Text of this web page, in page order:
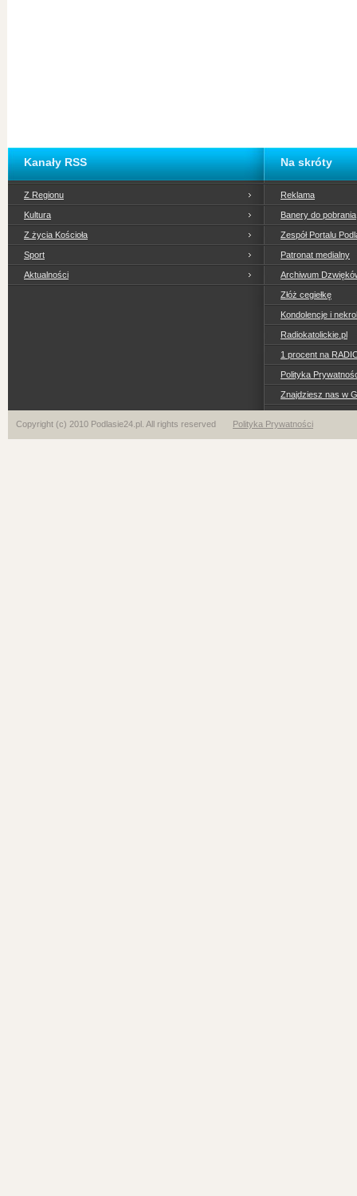
Kanały RSS
Z Regionu
Kultura
Z życia Kościoła
Sport
Aktualności
Na skróty
Reklama
Banery do pobrania
Zespół Portalu
Patronat medialny
Archiwum
Złóż cegiełkę
Kondolencje i
Radiokatolickie.pl
1 procent na
Polityka
Znajdziesz nas w
Copyright (c) 2010 Podlasie24.pl. All rights reserved Polityka Prywatności